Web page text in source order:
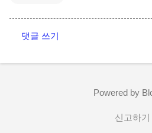
글
댓글 쓰기
Powered by
신고하기